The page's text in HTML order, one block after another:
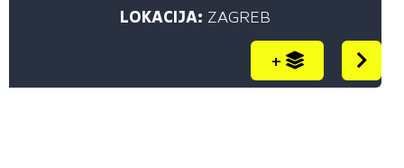
Sve (142)
CRNA (10)
LOKACIJA: ZAGREB
+